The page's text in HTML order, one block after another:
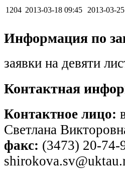
1204 2013-03-18 09:45 2013-03-
Информация по
заявки на девяти
Контактная
Контактное лицо:
Светлана
факс: (3473) 20-74-